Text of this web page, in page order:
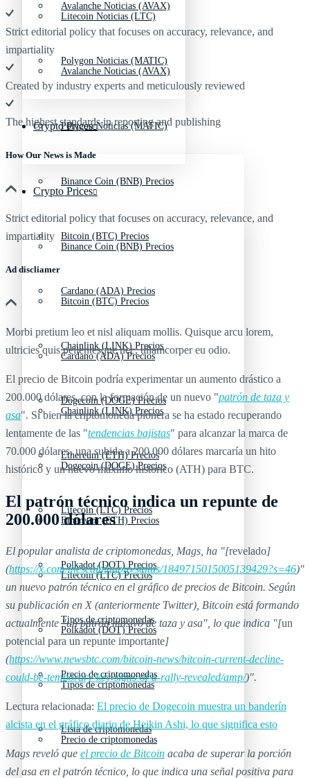
Avalanche Noticias (AVAX)
Polygon Noticias (MATIC)
Crypto Prices
Binance Coin (BNB) Precios
Bitcoin (BTC) Precios
Cardano (ADA) Precios
Chainlink (LINK) Precios
Dogecoin (DOGE) Precios
Ethereum (ETH) Precios
Litecoin (LTC) Precios
Polkadot (DOT) Precios
Tipos de criptomonedas
Precio de criptomonedas
Lista de criptomonedas
Litecoin Noticias (LTC)
Avalanche Noticias (AVAX)
Polygon Noticias (MATIC)
Crypto Prices
Binance Coin (BNB) Precios
Bitcoin (BTC) Precios
Cardano (ADA) Precios
Chainlink (LINK) Precios
Dogecoin (DOGE) Precios
Ethereum (ETH) Precios
Litecoin (LTC) Precios
Polkadot (DOT) Precios
Tipos de criptomonedas
Precio de criptomonedas
Strict editorial policy that focuses on accuracy, relevance, and
impartiality
Created by industry experts and meticulously reviewed
The highest standards in reporting and publishing
How Our News is Made
Strict editorial policy that focuses on accuracy, relevance, and
impartiality
Ad discliamer
Morbi pretium leo et nisl aliquam mollis. Quisque arcu lorem,
ultricies quis pellentesque nec, ullamcorper eu odio.
El precio de Bitcoin podría experimentar un aumento drástico a
200.000 dólares, con la formación de un nuevo "patrón de taza y
asa". Si bien la criptomoneda pionera se ha estado recuperando
lentamente de las "tendencias bajistas" para alcanzar la marca de
70.000 dólares, una subida a 200.000 dólares marcaría un hito
histórico y un nuevo máximo histórico (ATH) para BTC.
El patrón técnico indica un repunte de
200.000 dólares
El popular analista de criptomonedas, Mags, ha "[revelado]
(https://x.com/thescalpingpro/status/1849715015005139429?s=46)"
un nuevo patrón técnico en el gráfico de precios de Bitcoin. Según
su publicación en X (anteriormente Twitter), Bitcoin está formando
actualmente "un patrón masivo de taza y asa", lo que indica "[un
potencial para un repunte importante]
(https://www.newsbtc.com/bitcoin-news/bitcoin-current-decline-
could-be-temporary-key-signs-of-a-rally-revealed/amp/)".
Lectura relacionada: El precio de Dogecoin muestra un banderín
alcista en el gráfico diario de Heikin Ashi, lo que significa esto
Mags reveló que el precio de Bitcoin acaba de superar la porción
del asa en el patrón técnico, lo que indica una señal positiva para